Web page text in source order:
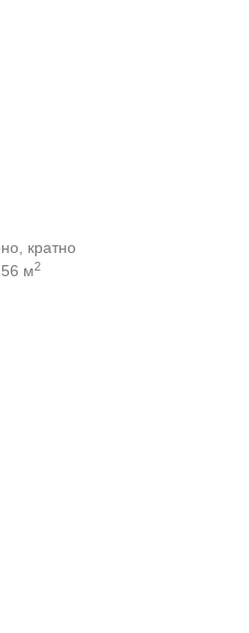
кратно
м2